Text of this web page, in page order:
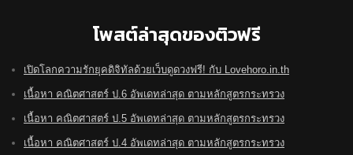
โพสต์ล่าสุดของติวฟรี
เปิดโลกความรักยุคดิจิทัลด้วยเว็บดูดวงฟรี! กับ Lovehoro.in.th
เนื้อหา คณิตศาสตร์ ป.6 อัพเดทล่าสุด ตามหลักสูตรกระทรวง
เนื้อหา คณิตศาสตร์ ป.5 อัพเดทล่าสุด ตามหลักสูตรกระทรวง
เนื้อหา คณิตศาสตร์ ป.4 อัพเดทล่าสุด ตามหลักสูตรกระทรวง